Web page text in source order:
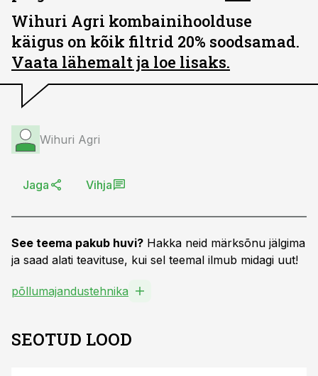
Wihuri Agri kombainihoolduse
käigus on kõik filtrid 20% soodsamad.
Vaata lähemalt ja loe lisaks.
Wihuri Agri
Jaga Vihja
See teema pakub huvi? Hakka neid märksõnu jälgima
ja saad alati teavituse, kui sel teemal ilmub midagi uut!
põllumajandustehnika
SEOTUD LOOD